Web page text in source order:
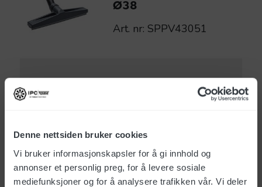
Denne nettsiden bruker cookies
Vi bruker informasjonskapsler for å gi innhold og
annonser et personlig preg, for å levere sosiale
mediefunksjoner og for å analysere trafikken vår. Vi deler
Ø38
Art. nr: SPPV43051
NOK
Fugemunnstykke plast
Ø38
Art. nr: SPPV00156